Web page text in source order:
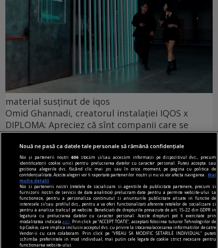
material susținut de iqos
Omid Ghannadi, creatorul instalației IQOS x
DIPLOMA: Apreciez că sînt companii care se
implică atît de vizibil în sprijinul comunității
El este omul din spatele instalației imersive IQOS
proiectată special pentru ediția de anul acesta a
festivalului DIPLOMA.
Parteneri
Nouă ne pasă ca datele tale personale să rămână confidențiale
Noi și partenerii noștri606 stocăm și/sau accesăm informații pe dispozitivul dvs., precum
identificatorii cookie unici pentru prelucrarea datelor cu caracter personal. Puteți accepta sau
gestiona alegerile dvs. făcând clic mai jos sau în orice moment, pe pagina cu politica de
confidențialitate. Aceste alegeri vor fi raportate partenerilor noștri și nu vă vor afecta navigarea.
Mai
multe detalii
Noi si partenerii nostri (retelele de socializare si agentiile de publicitate partenere, precum si
furnizorii nostri de servicii de date analitice) prelucram date pentru a permite website-ului sa
functioneze, pentru a personaliza continutul si anunturile publicitare afisate in functie de
interesele si/sau profilul dvs., pentru a va oferi functionalitati aferente retelelor de socializare si
pentru a analiza traficul pe website. Beneficiati de drepturile prevazute de art. 15-22 din GDPR in
legatura cu prelucrarea datelor cu caracter personal. Aceste drepturi pot fi exercitate prin
modalitatea indicataaici
. Prin click pe “ACCEPT TOATE”, acceptati folosirea tuturor Tehnologiilor de
tip Cookie, care implica inclusiv acceptul dvs. cu privire la stocarea/accesarea informatiilor de catre
Vendor-ii cu care colaboram. Prin click pe “VREAU SA MODIFIC SETARILE INDIVIDUAL” puteti
schimba preferintele in mod individual, mai putin cele legate de cookie strict necesare pentru
functionarea website-ului.